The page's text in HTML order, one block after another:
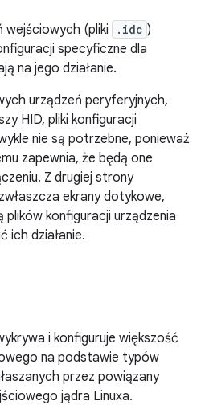
wejściowych (pliki .idc )
specyficzne dla
na jego działanie.
urządzeń peryferyjnych,
HID, pliki konfiguracji
nie są potrzebne, ponieważ
zapewnia, że będą one
Z drugiej strony
ekrany dotykowe,
konfiguracji urządzenia
ich działanie.
i konfiguruje większość
na podstawie typów
przez powiązany
jądra Linuxa.